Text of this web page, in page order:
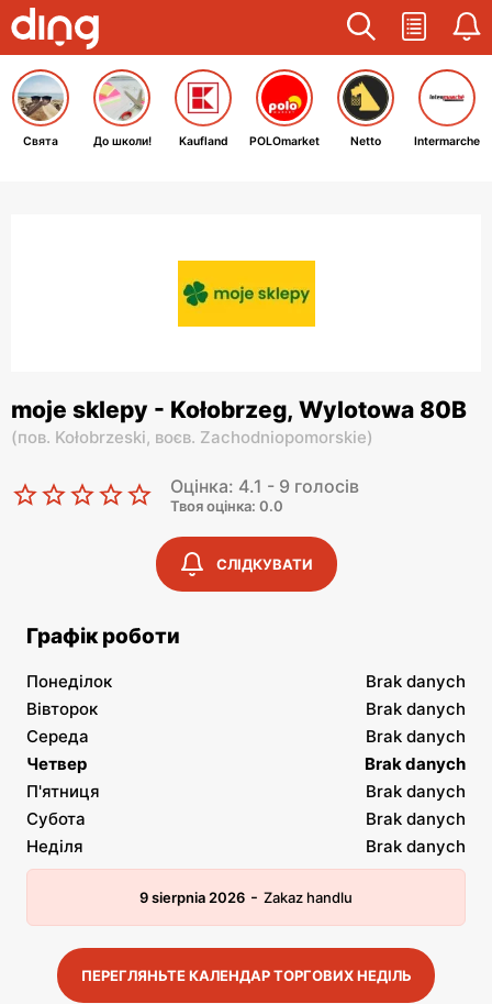
Свята До школи! Kaufland POLOmarket Netto Intermarche
moje sklepy - Kołobrzeg, Wylotowa 80B
(пов. Kołobrzeski, воєв. Zachodniopomorskie)
Оцінка: 4.1 - 9 голосів
Твоя оцінка: 0.0
СЛІДКУВАТИ
Графік роботи
Понеділок
Brak danych
Вівторок
Brak danych
Середа
Brak danych
Четвер
Brak danych
П'ятниця
Brak danych
Субота
Brak danych
Неділя
Brak danych
9 sierpnia 2026 - Zakaz handlu
ПЕРЕГЛЯНЬТЕ КАЛЕНДАР ТОРГОВИХ НЕДІЛЬ